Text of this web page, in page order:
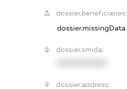
dossier.beneficiaries:
dossier.missingData
dossier.smida:
dossier.address: